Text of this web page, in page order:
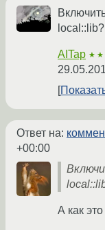
local::lib?
AITap
Ответ на:
+00:00
А как